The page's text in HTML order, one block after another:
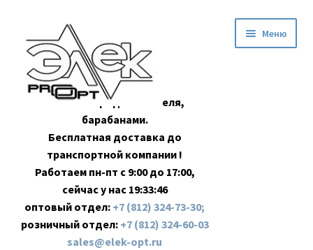
навигации
содержимому
Оптовая продажа кабеля,
барабанами.
Бесплатная доставка до
транспортной компании !
Работаем пн-пт с 9:00 до 17:00,
сейчас у нас 19:33:47
оптовый отдел: +7 (812) 324-73-30;
розничный отдел: +7 (812) 324-60-03
sales@elek-opt.ru
Меню